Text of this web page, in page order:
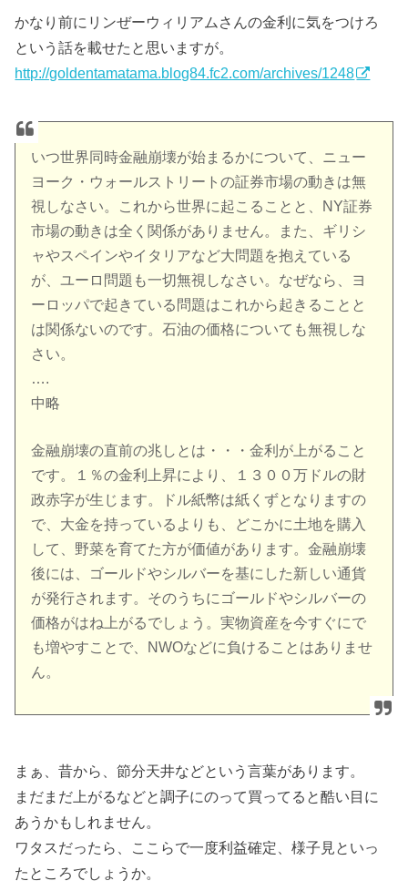
かなり前にリンぜーウィリアムさんの金利に気をつけろ
という話を載せたと思いますが。
http://goldentamatama.blog84.fc2.com/archives/1248
いつ世界同時金融崩壊が始まるかについて、ニュー
ヨーク・ウォールストリートの証券市場の動きは無
視しなさい。これから世界に起こることと、NY証券
市場の動きは全く関係がありません。また、ギリシ
ャやスペインやイタリアなど大問題を抱えている
が、ユーロ問題も一切無視しなさい。なぜなら、ヨ
ーロッパで起きている問題はこれから起きることと
は関係ないのです。石油の価格についても無視しな
さい。
….
中略
金融崩壊の直前の兆しとは・・・金利が上がること
です。１％の金利上昇により、１３００万ドルの財
政赤字が生じます。ドル紙幣は紙くずとなりますの
で、大金を持っているよりも、どこかに土地を購入
して、野菜を育てた方が価値があります。金融崩壊
後には、ゴールドやシルバーを基にした新しい通貨
が発行されます。そのうちにゴールドやシルバーの
価格がはね上がるでしょう。実物資産を今すぐにで
も増やすことで、NWOなどに負けることはありませ
ん。
まぁ、昔から、節分天井などという言葉があります。
まだまだ上がるなどと調子にのって買ってると酷い目に
あうかもしれません。
ワタスだったら、ここらで一度利益確定、様子見といっ
たところでしょうか。